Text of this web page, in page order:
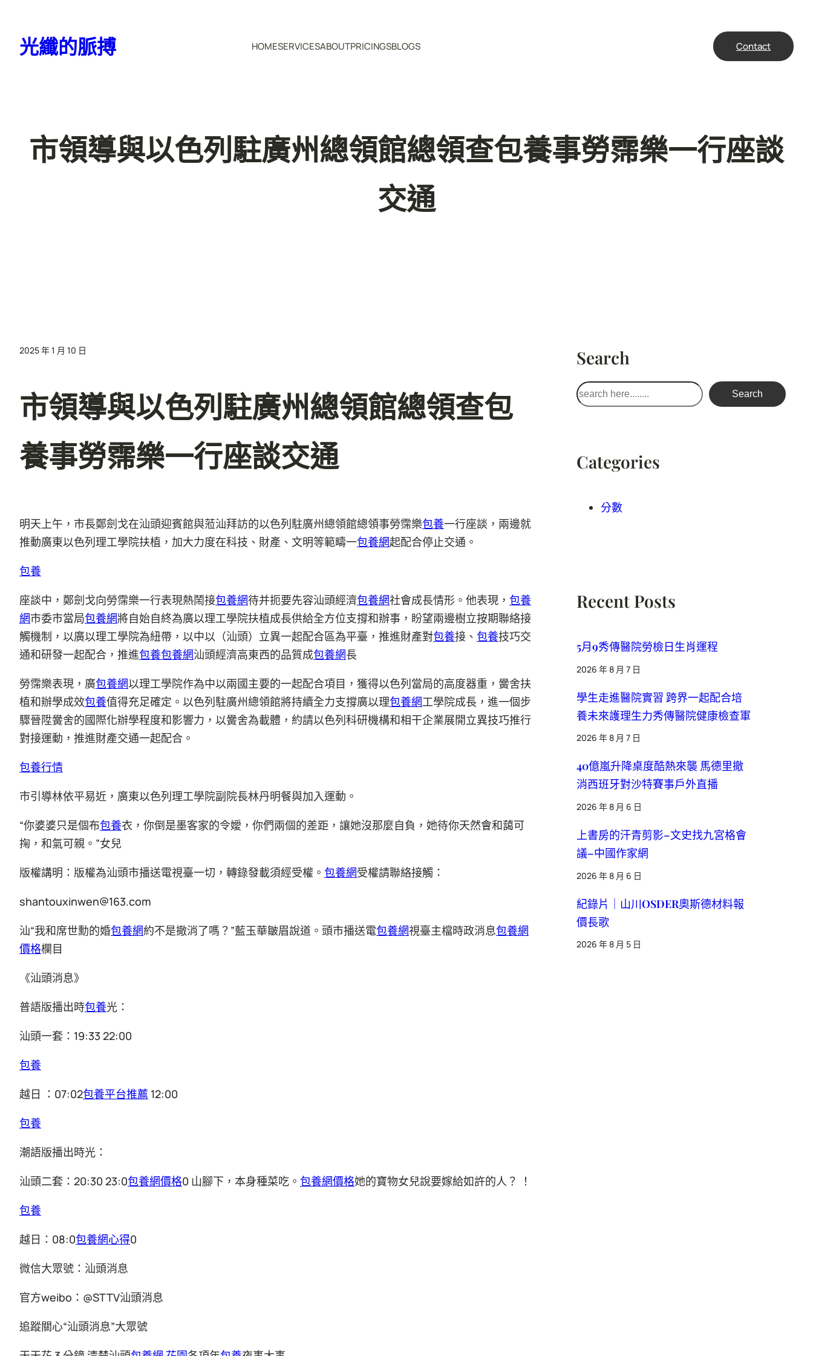
光纖的脈搏 HOMESERVICESABOUTPRICINGSBLOGS Contact
市領導與以色列駐廣州總領館總領查包養事勞霈樂一行座談
交通
2025 年 1 月 10 日
市領導與以色列駐廣州總領館總領查包
養事勞霈樂一行座談交通
明天上午，市長鄭劍戈在汕頭迎賓館與蒞汕拜訪的以色列駐廣州總領館總領事勞霈樂包養一行座談，兩邊就
推動廣東以色列理工學院扶植，加大力度在科技、財產、文明等範疇一包養網起配合停止交通。
包養
座談中，鄭劍戈向勞霈樂一行表現熱鬧接包養網待并扼要先容汕頭經濟包養網社會成長情形。他表現， 包養
網市委市當局包養網將自始自終為廣以理工學院扶植成長供給全方位支撐和辦事，盼望兩邊樹立按期聯絡接
觸機制，以廣以理工學院為紐帶，以中以（汕頭）立異一起配合區為平臺，推進財產對包養接、 包養技巧交
通和研發一起配合，推進包養包養網汕頭經濟高東西的品質成包養網長
勞霈樂表現，廣包養網以理工學院作為中以兩國主要的一起配合項目，獲得以色列當局的高度器重，黌舍扶
植和辦學成效包養值得充足確定。以色列駐廣州總領館將持續全力支撐廣以理包養網工學院成長，進一個步
驟晉陞黌舍的國際化辦學程度和影響力，以黌舍為載體，約請以色列科研機構和相干企業展開立異技巧推行
對接運動，推進財產交通一起配合。
包養行情
市引導林依平易近，廣東以色列理工學院副院長林丹明餐與加入運動。
“你婆婆只是個布包養衣，你倒是墨客家的令嬡，你們兩個的差距，讓她沒那麼自負，她待你天然會和藹可
掬，和氣可親。”女兒
版權講明：版權為汕頭市播送電視臺一切，轉錄發載須經受權。 包養網受權請聯絡接觸：
shantouxinwen@163.com
汕“我和席世勳的婚包養網約不是撤消了嗎？”藍玉華皺眉說道。頭市播送電包養網視臺主檔時政消息包養網
價格欄目
《汕頭消息》
普語版播出時包養光：
汕頭一套：19:33 22:00
包養
越日 ：07:02包養平台推薦 12:00
包養
潮語版播出時光：
汕頭二套：20:30 23:0包養網價格0 山腳下，本身種菜吃。 包養網價格她的寶物女兒說要嫁給如許的人？ ！
包養
越日：08:0包養網心得0
微信大眾號：汕頭消息
官方weibo：@STTV汕頭消息
追蹤關心“汕頭消息”大眾號
Search
搜
尋
Search
Categories
分數
Recent Posts
5月9秀傳醫院勞檢日生肖運程
2026 年 8 月 7 日
學生走進醫院實習 跨界一起配合培
養未來護理生力秀傳醫院健康檢查軍
2026 年 8 月 7 日
40億嵐升降桌度酷熱來襲 馬德里撤
消西班牙對沙特賽事戶外直播
2026 年 8 月 6 日
上書房的汗青剪影–文史找九宮格會
議–中國作家網
2026 年 8 月 6 日
紀錄片｜山川OSDER奧斯德材料報
價長歌
2026 年 8 月 5 日